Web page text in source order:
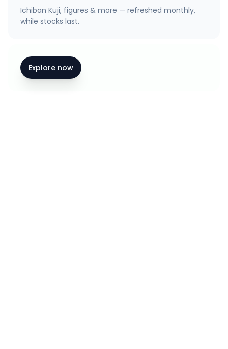
Ichiban Kuji, figures & more — refreshed monthly,
while stocks last.
Explore now